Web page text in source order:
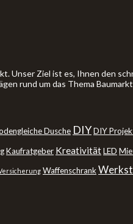
Unser Ziel ist es, Ihnen den
rund um das Thema
Dusche DIYDIY
Kaufratgeber KreativitätLED
Waffenschrank